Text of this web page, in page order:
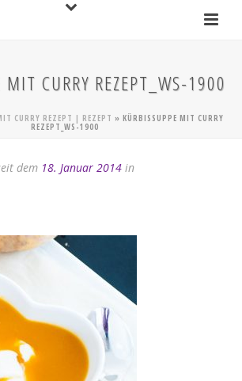
MIT CURRY REZEPT_WS-1900
CURRY REZEPT | REZEPT » KÜRBISSUPPE MIT CURRY
REZEPT_WS-1900
dem 18. Januar 2014 in